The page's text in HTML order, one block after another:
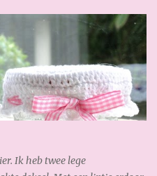
Ik heb twee lege